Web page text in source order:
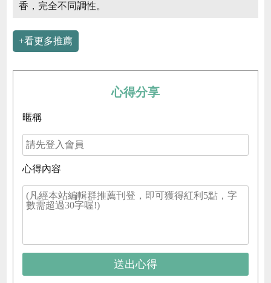
香，完全不同調性。
+看更多推薦
心得分享
暱稱
心得內容
送出心得